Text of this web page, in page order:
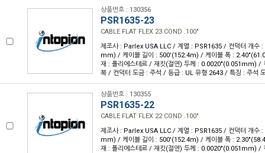
상품번호 : 130356
PSR1635-23
CABLE FLAT FLEX 23 COND .100"
제조사 : Parlex USA LLC / 계열 : PSR1635 / 컨덕터 개수
mm) / 케이블 길이 : 500'(152.4m) / 케이블 폭 :
재 : 폴리에스테르 / 재킷(절연) 두께 : 0.0020"(0.051mm) /
복 / 컨덕터 도금 : 주석 / 등급 : UL 유형 2643 / 특징 : 주석
상품번호 : 130355
PSR1635-22
CABLE FLAT FLEX 22 COND .100"
제조사 : Parlex USA LLC / 계열 : PSR1635 / 컨덕터 개수
mm) / 케이블 길이 : 500'(152.4m) / 케이블 폭 :
재 : 폴리에스테르 / 재킷(절연) 두께 : 0.0020"(0.051mm) /